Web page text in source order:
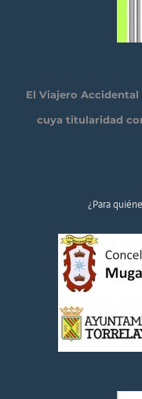
El Viajero
cuya titularidad
¿Para